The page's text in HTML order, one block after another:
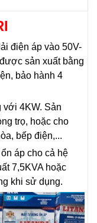
điện áp vào 50V-
sản xuất bằng
bảo hành 4
4KW. Sản
trọ, hoặc cho
bếp điện,...
áp cho cả hệ
7,5KVA hoặc
khi sử dụng.